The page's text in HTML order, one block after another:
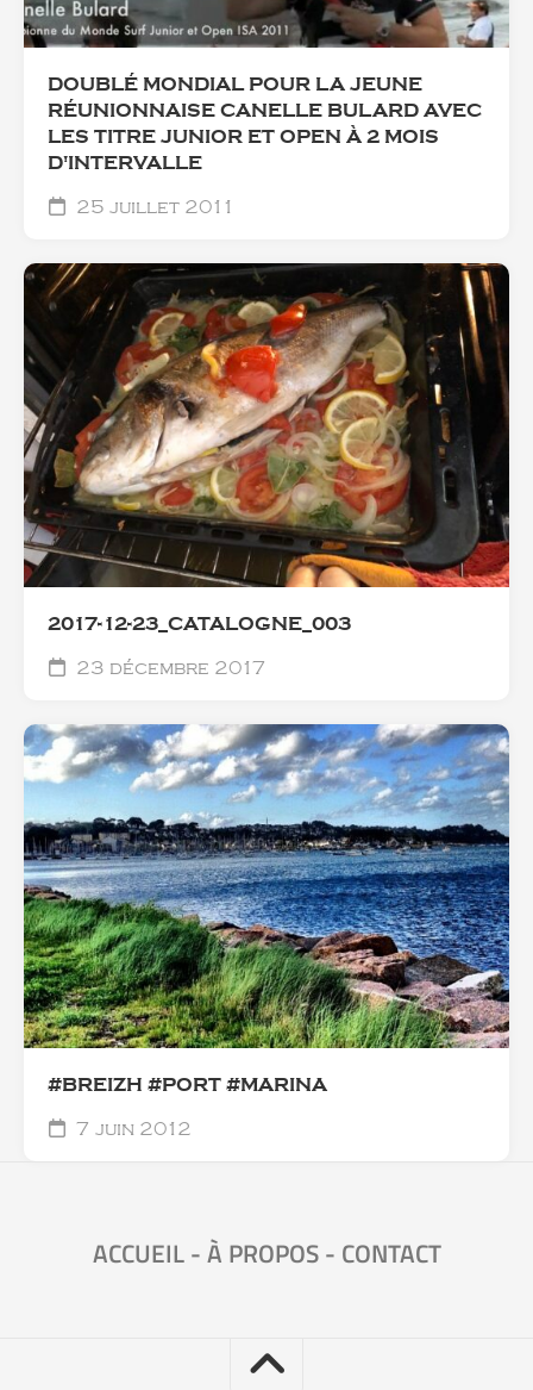
DOUBLÉ MONDIAL POUR LA JEUNE
RÉUNIONNAISE CANELLE BULARD AVEC
LES TITRE JUNIOR ET OPEN À 2 MOIS
D'INTERVALLE
25 juillet 2011
2017-12-23_CATALOGNE_003
23 décembre 2017
#BREIZH #PORT #MARINA
7 juin 2012
ACCUEIL-À PROPOS- CONTACT